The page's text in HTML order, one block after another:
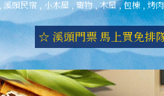
溪頭民宿 小木屋 ,寵物 木屋,包棟 烤肉
☆ 溪頭門票 馬上買免排